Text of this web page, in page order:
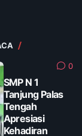
0
SMP N 1
Tanjung Palas
Tengah
Apresiasi
Kehadiran